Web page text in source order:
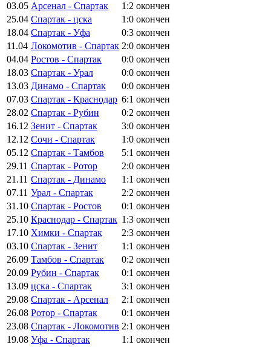
03.05 Арсенал - Спартак 1:2 окончен
25.04 Спартак - цска 1:0 окончен
18.04 Спартак - Уфа 0:3 окончен
11.04 Локомотив - Спартак 2:0 окончен
04.04 Ростов - Спартак 0:0 окончен
18.03 Спартак - Урал 0:0 окончен
13.03 Динамо - Спартак 0:0 окончен
07.03 Спартак - Краснодар 6:1 окончен
28.02 Спартак - Рубин 0:2 окончен
16.12 Зенит - Спартак 3:0 окончен
12.12 Сочи - Спартак 1:0 окончен
05.12 Спартак - Тамбов 5:1 окончен
29.11 Спартак - Ротор 2:0 окончен
21.11 Спартак - Динамо 1:1 окончен
07.11 Урал - Спартак 2:2 окончен
31.10 Спартак - Ростов 0:1 окончен
25.10 Краснодар - Спартак 1:3 окончен
17.10 Химки - Спартак 2:3 окончен
03.10 Спартак - Зенит 1:1 окончен
26.09 Тамбов - Спартак 0:2 окончен
20.09 Рубин - Спартак 0:1 окончен
13.09 цска - Спартак 3:1 окончен
29.08 Спартак - Арсенал 2:1 окончен
26.08 Ротор - Спартак 0:1 окончен
23.08 Спартак - Локомотив 2:1 окончен
19.08 Уфа - Спартак 1:1 окончен